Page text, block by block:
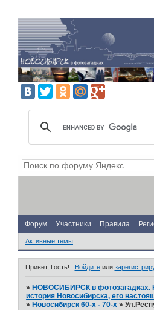
Форум Участники Правила
Активные темы
Привет, Гость! Войдитеили
» НОВОСИБИРСК в фотозагадках.
история Новосибирска, его
» Новосибирск 60-х - 70-х »